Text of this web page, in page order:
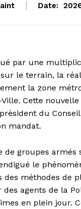
Date:
par une
le terrain, la
la zone
Cette
du
mandat.
groupes armés
le
des méthodes de
agents de la
en plein jour.